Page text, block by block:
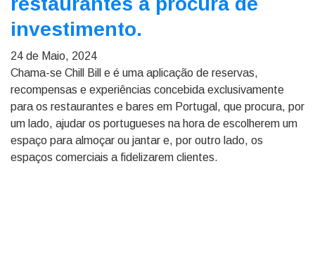
investimento.
24 de Maio, 2024
Chama-se Chill Bill e é uma aplicação de reservas,
recompensas e experiências concebida exclusivamente
para os restaurantes e bares em Portugal, que procura, por
um lado, ajudar os portugueses na hora de escolherem um
espaço para almoçar ou jantar e, por outro lado, os
espaços comerciais a fidelizarem clientes.